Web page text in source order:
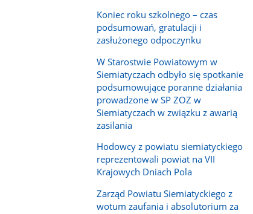
Koniec roku szkolnego – czas
podsumowań, gratulacji i
zasłużonego odpoczynku
W Starostwie Powiatowym w
Siemiatyczach odbyło się spotkanie
podsumowujące poranne działania
prowadzone w SP ZOZ w
Siemiatyczach w związku z awarią
zasilania
Hodowcy z powiatu siemiatyckiego
reprezentowali powiat na VII
Krajowych Dniach Pola
Zarząd Powiatu Siemiatyckiego z
wotum zaufania i absolutorium za